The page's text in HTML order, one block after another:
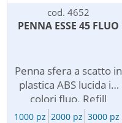
collaboratori, un
ottimo veicolo per la
cod. 4652
PENNA ESSE 45 FLUO
Penna sfera a scatto in
plastica ABS lucida in
colori fluo. Refill
inchiostro blu. Penna
1000 pz 2000 pz 3000 pz